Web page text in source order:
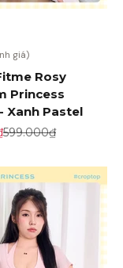
giá)
Rosy
Princess
Xanh Pastel
mãi
Giá gốc
599.000₫